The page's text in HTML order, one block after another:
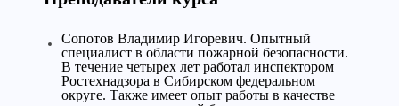
Сопотов Владимир Игоревич. Опытный
специалист в области пожарной безопасности.
В течение четырех лет работал инспектором
Ростехнадзора в Сибирском федеральном
округе. Также имеет опыт работы в качестве